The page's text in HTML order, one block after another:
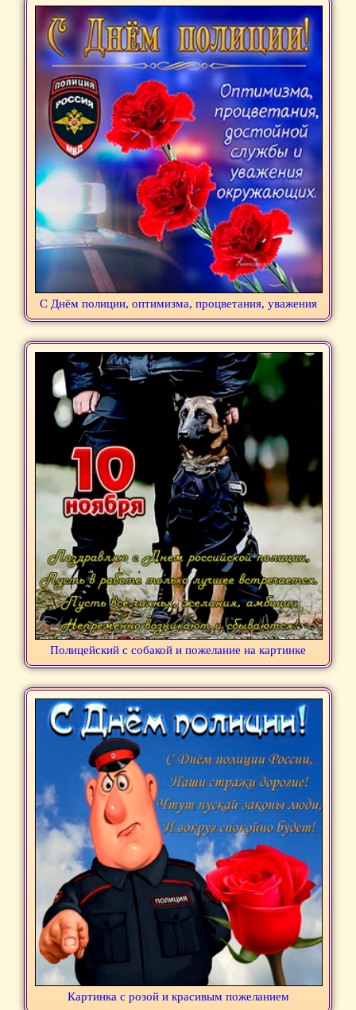
С Днём полиции, оптимизма, процветания, уважения
Полицейский с собакой и пожелание на картинке
Картинка с розой и красивым пожеланием